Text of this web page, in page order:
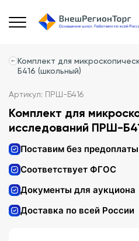
Комплект для
Б416 (школьный)
Артикул: ПРШ-Б416
Комплект для
исследований ПРШ-
Поставим без предоплаты
Соответствует ФГОС
Документы для аукциона
Доставка по всей России